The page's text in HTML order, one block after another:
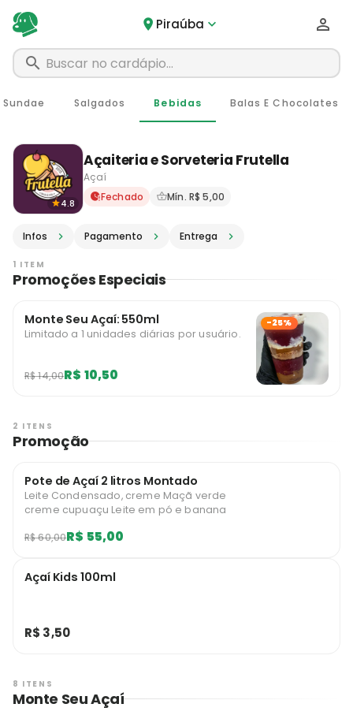
Piraúba
4.8
Açaiteria e Sorveteria Frutella
Açaí
Delivery em Piraúba - MG
Fechado Mín. R$ 5,00
Infos Pagamento Entrega
Sundae Salgados Bebidas Balas E Chocolates
1 ITEM
Promoções Especiais
Monte Seu Açaí: 550ml
Limitado a 1 unidades diárias por usuário.
R$ 14,00R$ 10,50
-25%
2 ITENS
Promoção
Pote de Açaí 2 litros Montado
Leite Condensado, creme Maçã verde
creme cupuaçu Leite em pó e banana
R$ 60,00R$ 55,00
Açaí Kids 100ml
R$ 3,50
8 ITENS
Monte Seu Açaí